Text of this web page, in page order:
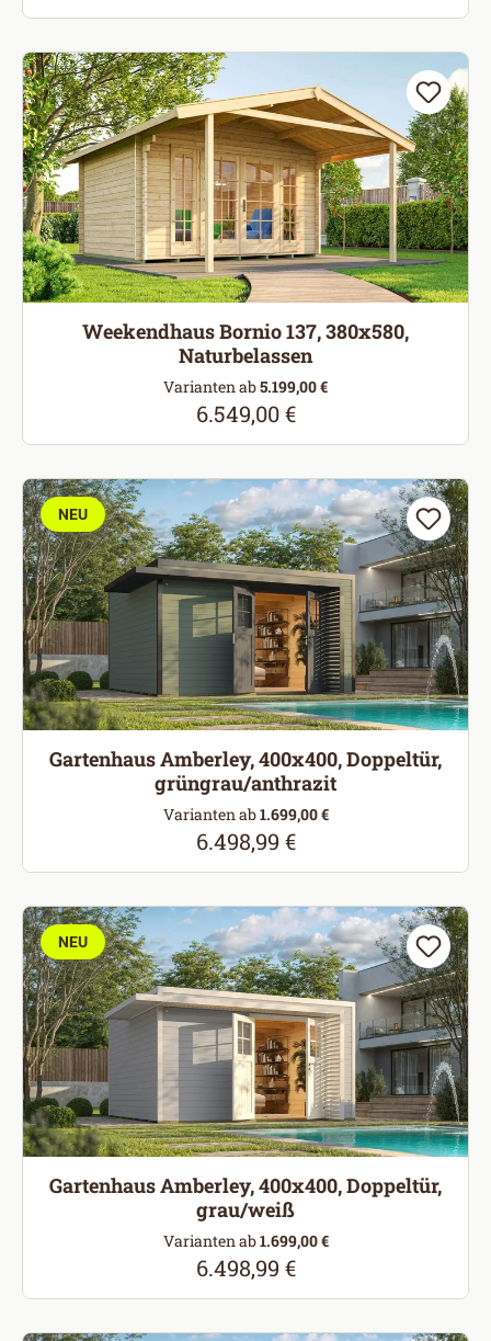
Weekendhaus Bornio 137, 380x580,
Naturbelassen
Varianten ab5.199,00 €
Regulärer Preis:
6.549,00 €
NEU
Gartenhaus Amberley, 400x400, Doppeltür,
grüngrau/anthrazit
Varianten ab1.699,00 €
Regulärer Preis:
6.498,99 €
NEU
Gartenhaus Amberley, 400x400, Doppeltür,
grau/weiß
Varianten ab1.699,00 €
Regulärer Preis:
6.498,99 €